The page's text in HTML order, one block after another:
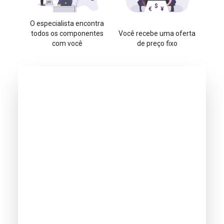
O especialista encontra
todos os componentes
com você
Você recebe uma oferta
de preço fixo